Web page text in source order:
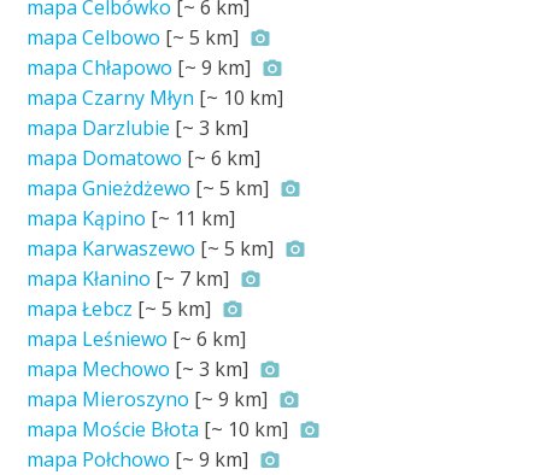
mapa Celbówko [~6 km]
mapa Celbowo [~5 km]
mapa Chłapowo [~9 km]
mapa Czarny Młyn [~ 10 km]
mapa Darzlubie [~3 km]
mapa Domatowo [~6 km]
mapa Gnieżdżewo [~5 km]
mapa Kąpino [~ 11 km]
mapa Karwaszewo [~5 km]
mapa Kłanino [~ 7 km]
mapa Łebcz [~5 km]
mapa Leśniewo [~6 km]
mapa Mechowo [~3 km]
mapa Mieroszyno [~9 km]
mapa Moście Błota [~ 10 km]
mapa Połchowo [~9 km]